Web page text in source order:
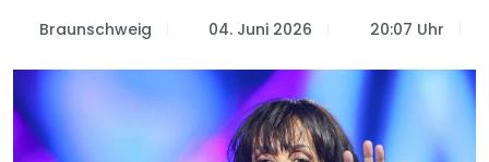
Braunschweig 04. Juni 2026 20:07 Uhr